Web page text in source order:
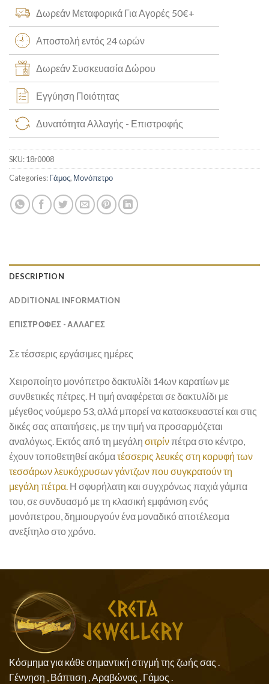
Δωρεάν Μεταφορικά Για Αγορές 50€+
Αποστολή εντός 24 ωρών
Δωρεάν Συσκευασία Δώρου
Εγγύηση Ποιότητας
Δυνατότητα Αλλαγής - Επιστροφής
SKU:18r0008
Categories:Γάμος, Μονόπετρο
DESCRIPTION
ADDITIONAL INFORMATION
ΕΠΙΣΤΡΟΦΕΣ - ΑΛΛΑΓΕΣ
Σε τέσσερις εργάσιμες ημέρες
Χειροποίητο μονόπετρο δακτυλίδι 14ων καρατίων με
συνθετικές πέτρες. Η τιμή αναφέρεται σε δακτυλίδι με
μέγεθος νούμερο 53, αλλά μπορεί να κατασκευαστεί και στις
δικές σας απαιτήσεις, με την τιμή να προσαρμόζεται
αναλόγως. Εκτός από τη μεγάλη σιτρίνπέτρα στο κέντρο,
έχουν τοποθετηθεί ακόματέσσερις λευκές στη κορυφή των
τεσσάρων λευκόχρυσων γάντζων που συγκρατούν τη
μεγάλη πέτρα. Η σφυρήλατη και συγχρόνως παχιά γάμπα
του, σε συνδυασμό με τη κλασική εμφάνιση ενός
μονόπετρου, δημιουργούν ένα μοναδικό αποτέλεσμα
ανεξίτηλο στο χρόνο.
Κόσμημα για κάθε σημαντική στιγμή της ζωής σας .
Γέννηση , Βάπτιση , Αραβώνας , Γάμος .